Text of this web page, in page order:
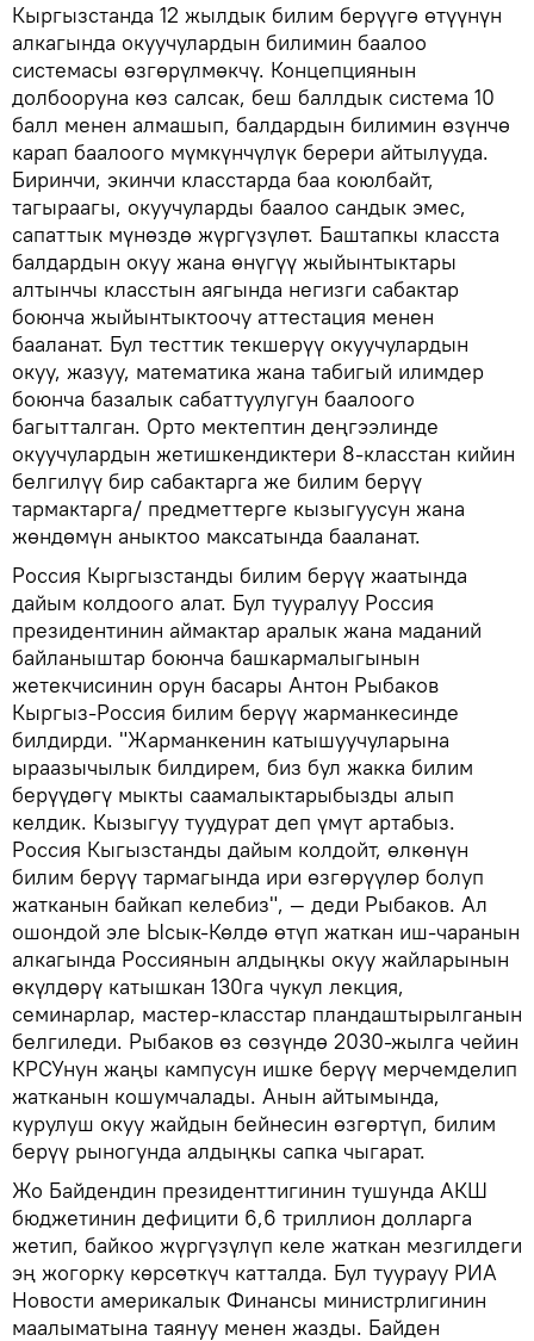
Кыргызстанда 12 жылдык билим берүүгө өтүүнүн
алкагында окуучулардын билимин баалоо
системасы өзгөрүлмөкчү. Концепциянын
долбооруна көз салсак, беш баллдык система 10
балл менен алмашып, балдардын билимин өзүнчө
карап баалоого мүмкүнчүлүк берери айтылууда.
Биринчи, экинчи класстарда баа коюлбайт,
тагыраагы, окуучуларды баалоо сандык эмес,
сапаттык мүнөздө жүргүзүлөт. Баштапкы класста
балдардын окуу жана өнүгүү жыйынтыктары
алтынчы класстын аягында негизги сабактар
боюнча жыйынтыктоочу аттестация менен
бааланат. Бул тесттик текшерүү окуучулардын
окуу, жазуу, математика жана табигый илимдер
боюнча базалык сабаттуулугун баалоого
багытталган. Орто мектептин деңгээлинде
окуучулардын жетишкендиктери 8-класстан кийин
белгилүү бир сабактарга же билим берүү
тармактарга/ предметтерге кызыгуусун жана
жөндөмүн аныктоо максатында бааланат.
Россия Кыргызстанды билим берүү жаатында
дайым колдоого алат. Бул тууралуу Россия
президентинин аймактар аралык жана маданий
байланыштар боюнча башкармалыгынын
жетекчисинин орун басары Антон Рыбаков
Кыргыз-Россия билим берүү жарманкесинде
билдирди. "Жарманкенин катышуучуларына
ыраазычылык билдирем, биз бул жакка билим
берүүдөгү мыкты саамалыктарыбызды алып
келдик. Кызыгуу туудурат деп үмүт артабыз.
Россия Кыгызстанды дайым колдойт, өлкөнүн
билим берүү тармагында ири өзгөрүүлөр болуп
жатканын байкап келебиз", — деди Рыбаков. Ал
ошондой эле Ысык-Көлдө өтүп жаткан иш-чаранын
алкагында Россиянын алдыңкы окуу жайларынын
өкүлдөрү катышкан 130га чукул лекция,
семинарлар, мастер-класстар пландаштырылганын
белгиледи. Рыбаков өз сөзүндө 2030-жылга чейин
КРСУнун жаңы кампусун ишке берүү мерчемделип
жатканын кошумчалады. Анын айтымында,
курулуш окуу жайдын бейнесин өзгөртүп, билим
берүү рыногунда алдыңкы сапка чыгарат.
Жо Байдендин президенттигинин тушунда АКШ
бюджетинин дефицити 6,6 триллион долларга
жетип, байкоо жүргүзүлүп келе жаткан мезгилдеги
эң жогорку көрсөткүч катталда. Бул туурауу РИА
Новости америкалык Финансы министрлигинин
маалыматына таянуу менен жазды. Байден